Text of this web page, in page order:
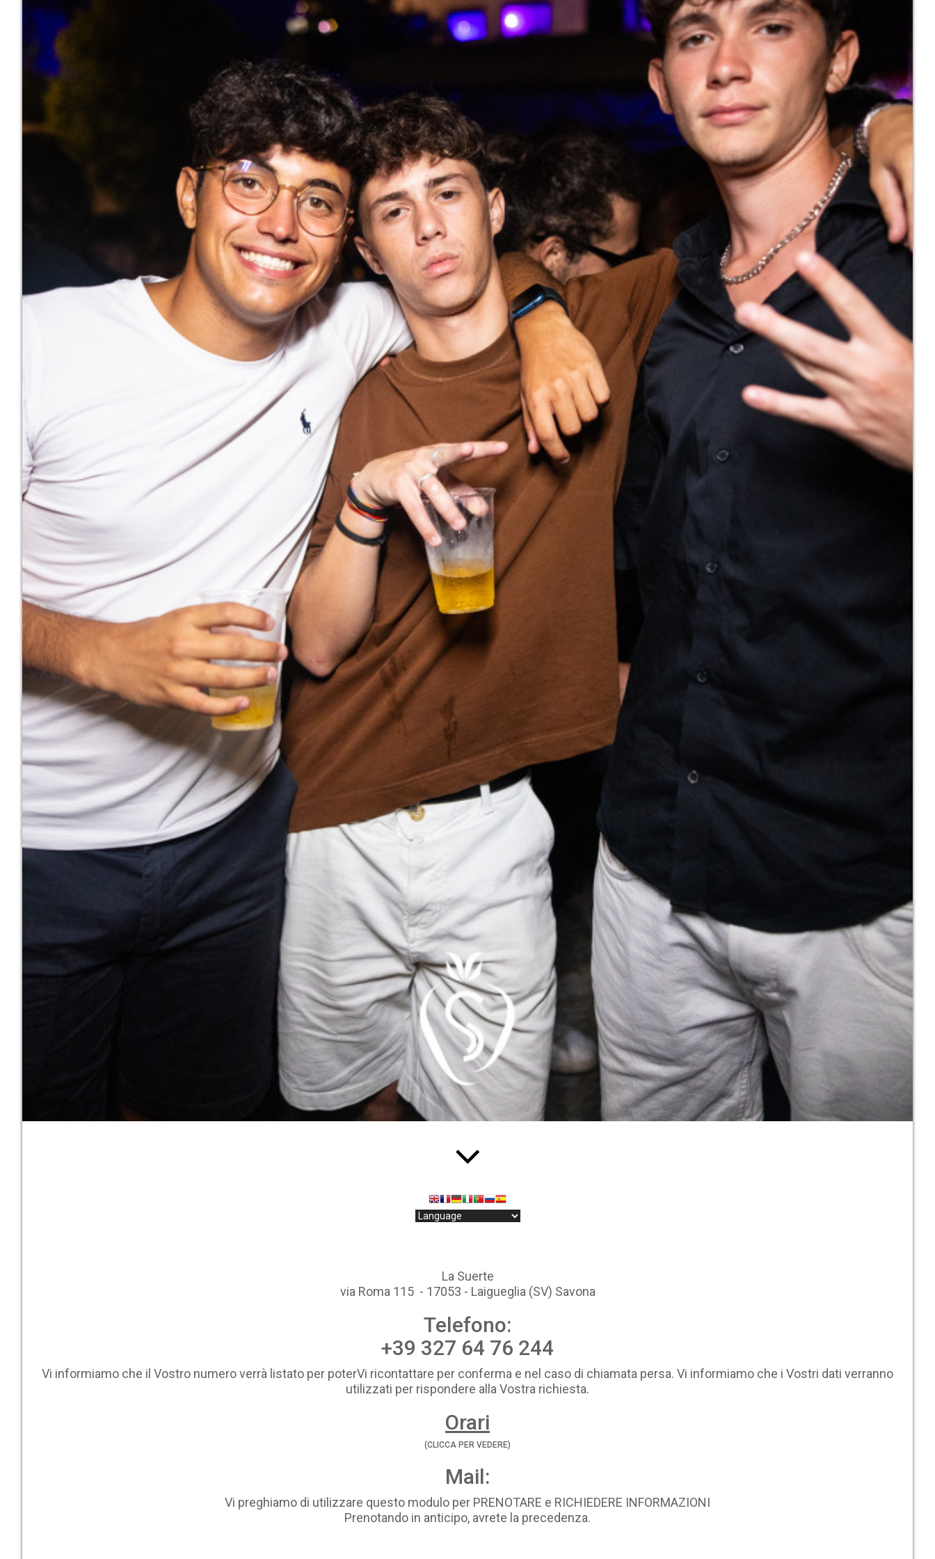
La Suerte
via Roma 115 - 17053 - Laigueglia (SV) Savona
Telefono:
+39 327 64 76 244
Vi informiamo che il Vostro numero verrà listato per poterVi ricontattare per conferma e nel caso di chiamata persa. Vi informiamo che i Vostri dati verranno
utilizzati per rispondere alla Vostra richiesta.
Orari
(CLICCA PER VEDERE)
Mail:
Vi preghiamo di utilizzare questo modulo per PRENOTARE e RICHIEDERE INFORMAZIONI
Prenotando in anticipo, avrete la precedenza.